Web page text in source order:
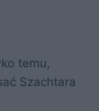
temu,
Szachtara